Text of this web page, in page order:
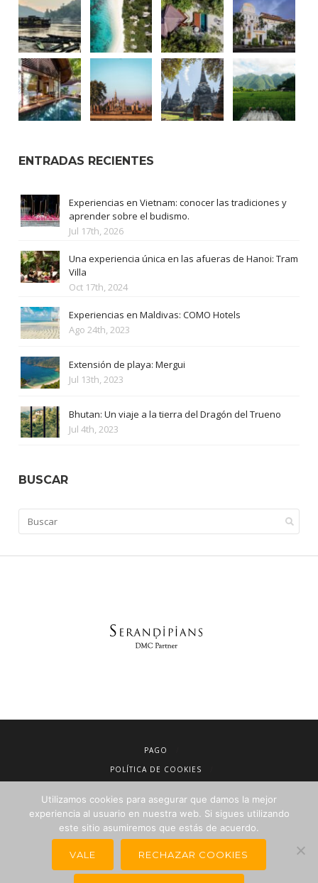
ENTRADAS RECIENTES
Experiencias en Vietnam: conocer las tradiciones y
aprender sobre el budismo.
Jul 17th, 2026
Una experiencia única en las afueras de Hanoi: Tram
Villa
Oct 17th, 2024
Experiencias en Maldivas: COMO Hotels
Ago 24th, 2023
Extensión de playa: Mergui
Jul 13th, 2023
Bhutan: Un viaje a la tierra del Dragón del Trueno
Jul 4th, 2023
BUSCAR
PAGO
POLÍTICA DE COOKIES
CONDICIONES DE VENTA
POLÍTICA DE PRIVACIDAD
Utilizamos cookies para asegurar que damos la mejor
experiencia al usuario en nuestra web. Si sigues utilizando
este sitio asumiremos que estás de acuerdo.
VALE RECHAZAR COOKIES